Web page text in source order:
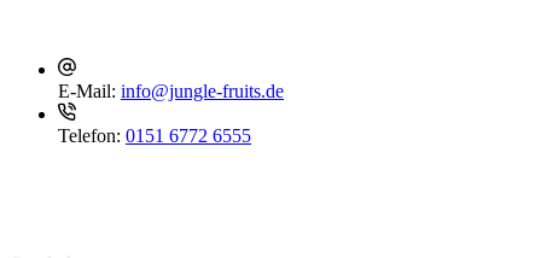
E-Mail: info@jungle-fruits.de
Telefon: 0151 6772 6555